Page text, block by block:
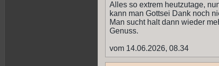
Alles so extrem heutzutage,
kann man Gottsei Dank noch
Man sucht halt dann wieder
Genuss.
vom 14.06.2026, 08.34